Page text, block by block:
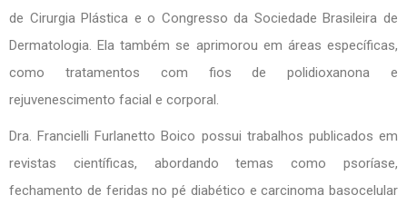
de Cirurgia Plástica e o Congresso da Sociedade Brasileira de
Dermatologia. Ela também se aprimorou em áreas específicas,
como tratamentos com fios de polidioxanona e
rejuvenescimento facial e corporal.
Dra. Francielli Furlanetto Boico possui trabalhos publicados em
revistas científicas, abordando temas como psoríase,
fechamento de feridas no pé diabético e carcinoma basocelular